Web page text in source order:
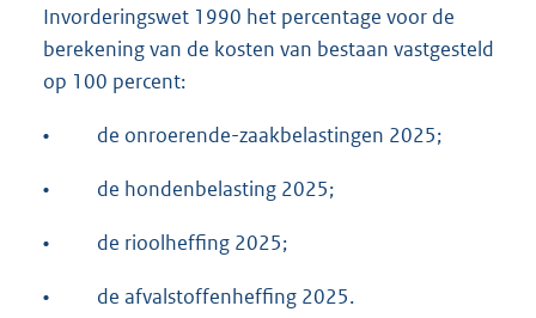
Invorderingswet 1990 het percentage voor de
berekening van de kosten van bestaan vastgesteld
op 100 percent:
• de onroerende-zaakbelastingen 2025;
• de hondenbelasting 2025;
• de rioolheffing 2025;
• de afvalstoffenheffing 2025.